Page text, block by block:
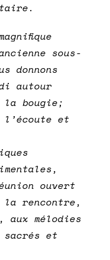
sous-
donnons
autour
la bougie;
l’écoute et
ouvert
rencontre,
aux mélodies
sacrés et